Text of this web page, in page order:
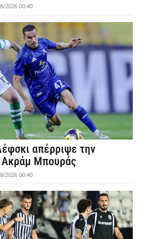
2026 00:40
απέρριψε την
Ακράμ Μπουράς
2026 00:40